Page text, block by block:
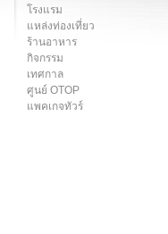
โรงแรม
แหล่งท่องเที่ยว
ร้านอาหาร
กิจกรรม
เทศกาล
ศูนย์ OTOP
แพคเกจทัวร์